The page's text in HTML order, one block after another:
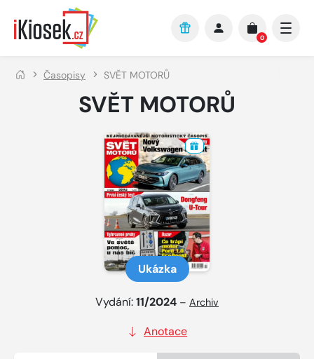
Přejít na hlavní obsah
0
Časopisy SVĚT MOTORŮ
SVĚT MOTORŮ
Ukázka
Vydání:11/2024 – Archiv
Anotace